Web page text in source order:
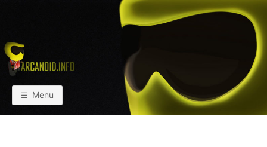
АРКАИНФО
Пейнтбол vs Paintball
Menu